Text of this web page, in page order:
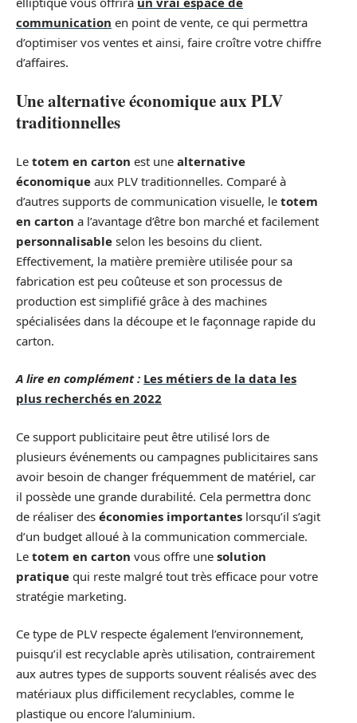
communication en point de vente, ce qui permettra
d’optimiser vos ventes et ainsi, faire croître votre chiffre
d’affaires.
Une alternative économique aux PLV
traditionnelles
Le totem en carton est une alternative
économique aux PLV traditionnelles. Comparé à
d’autres supports de communication visuelle, le totem
en carton a l’avantage d’être bon marché et facilement
personnalisable selon les besoins du client.
Effectivement, la matière première utilisée pour sa
fabrication est peu coûteuse et son processus de
production est simplifié grâce à des machines
spécialisées dans la découpe et le façonnage rapide du
carton.
A lire en complément : Les métiers de la data les
plus recherchés en 2022
Ce support publicitaire peut être utilisé lors de
plusieurs événements ou campagnes publicitaires sans
avoir besoin de changer fréquemment de matériel, car
il possède une grande durabilité. Cela permettra donc
de réaliser des économies importantes lorsqu’il s’agit
d’un budget alloué à la communication commerciale.
Le totem en carton vous offre une solution
pratique qui reste malgré tout très efficace pour votre
stratégie marketing.
Ce type de PLV respecte également l’environnement,
puisqu’il est recyclable après utilisation, contrairement
aux autres types de supports souvent réalisés avec des
matériaux plus difficilement recyclables, comme le
plastique ou encore l’aluminium.